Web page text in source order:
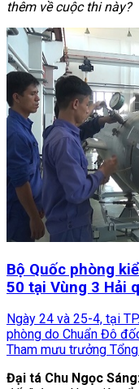
thêm về cuộc thi này?
Bộ Quốc phòng
50 tại Vùng 3 Hải
Ngày 24 và 25-4, tại
phòng do Chuẩn Đô
Tham mưu trưởng
Đại tá Chu Ngọc